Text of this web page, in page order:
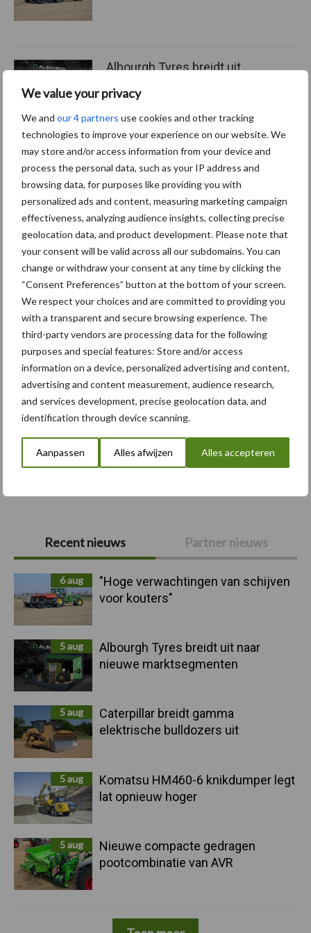
We value your privacy
We and our 4 partners use cookies and other tracking
technologies to improve your experience on our website. We
may store and/or access information from your device and
process the personal data, such as your IP address and
browsing data, for purposes like providing you with
personalized ads and content, measuring marketing campaign
effectiveness, analyzing audience insights, collecting precise
geolocation data, and product development. Please note that
your consent will be valid across all our subdomains. You can
change or withdraw your consent at any time by clicking the
“Consent Preferences” button at the bottom of your screen.
We respect your choices and are committed to providing you
with a transparent and secure browsing experience. The
third-party vendors are processing data for the following
purposes and special features: Store and/or access
information on a device, personalized advertising and content,
advertising and content measurement, audience research,
and services development, precise geolocation data, and
identification through device scanning.
Aanpassen Alles afwijzen Alles accepteren
Primaire
Sidebar
Recent nieuws Partner nieuws
6 aug
"Hoge verwachtingen van schijven
voor kouters"
5 aug
Albourgh Tyres breidt uit naar
nieuwe marktsegmenten
5 aug
Caterpillar breidt gamma
elektrische bulldozers uit
5 aug
Komatsu HM460-6 knikdumper legt
lat opnieuw hoger
5 aug
Nieuwe compacte gedragen
pootcombinatie van AVR
Albourgh Tyres breidt uit
marktsegmenten
Caterpillar breidt gamma
elektrische bulldozers uit
Themapagina's
Bemesting Gewas & ruwvoer Loonwerk
Compost Dierlijke mest